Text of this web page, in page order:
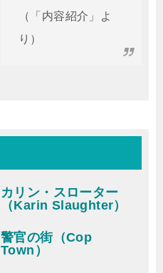
（「内容紹介」よ
り）
カリン・スローター
（Karin Slaughter）
警官の街（Cop
Town）